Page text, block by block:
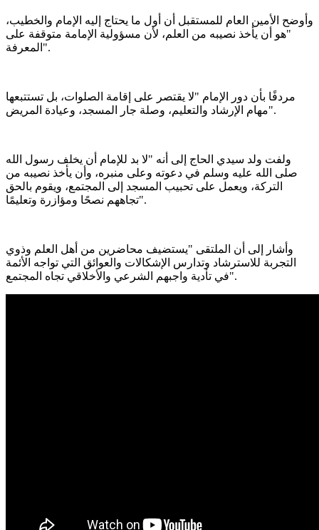
وأوضح الأمين العام للمستقبل أن أول ما يحتاج إليه الإمام والخطيب،
"هو أن يأخذ نصيبه من العلم، لأن مسؤولية الإمامة متوقفة على
المعرفة".
مردفًا بأن دور الإمام "لا يقتصر على إقامة الصلوات، بل تستتبعها
مهام الإرشاد والتعليم، وصلة جار المسجد، وعيادة المريض".
ولفت ولد سيدي الحاج إلى أنه "لا بد للإمام أن يخلف رسول الله
صلى الله عليه وسلم في دعوته وعلى منبره، وأن يأخذ نصيبه من
التركة، ويعمل على تحبيب المسجد إلى المجتمع، ويقوم بالحق
تجاههم نصحًا ومؤازرة وتعليمًا".
وأشار إلى أن الملتقى "يستضيف محاضرين من أهل العلم وذوي
التجربة للاسترشاد وتدارس الإشكالات والعوائق التي تواجه الأئمة
في تأدية واجبهم الشرعي والأخلاقي تجاه المجتمع".